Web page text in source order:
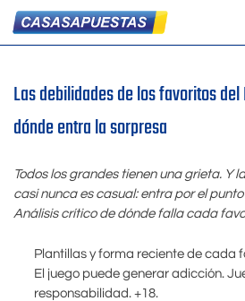
Las debilidades de los favoritos
dónde entra la sorpresa
Todos los grandes tienen una grieta. Y
casi nunca es casual: entra por el
Análisis crítico de dónde falla cada
Plantillas y forma reciente de cada
El juego puede generar adicción.
responsabilidad. +18.